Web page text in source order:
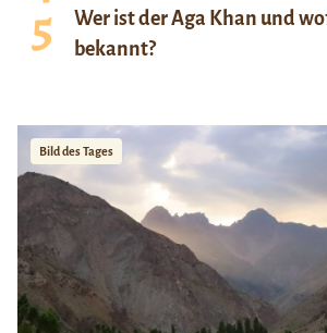
Wer ist der Aga Khan und
bekannt?
Bild des Tages